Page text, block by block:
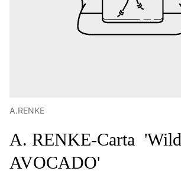
A.RENKE
A. RENKE-Carta
AVOCADO'